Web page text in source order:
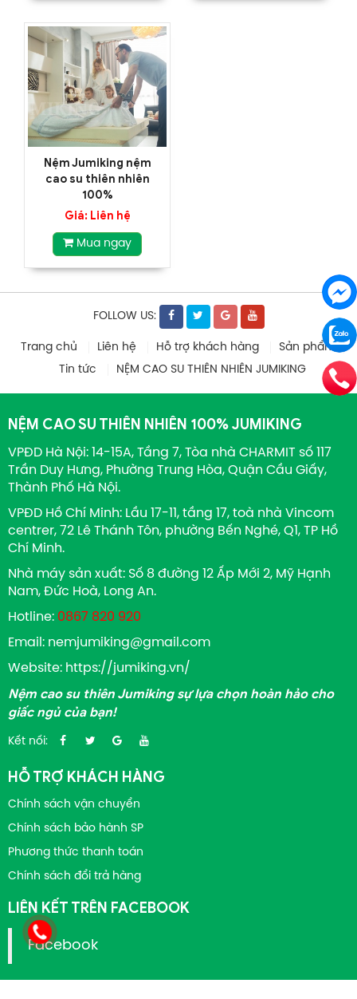
Nệm Jumiking nệm
cao su thiên nhiên
100%
Giá: Liên hệ
Mua ngay
FOLLOW US:
Trang chủ Liên hệ Hỗ trợ khách hàng
Sản phẩm
Tin tức
NỆM CAO SU THIÊN NHIÊN JUMIKING
NỆM CAO SU THIÊN NHIÊN 100% JUMIKING
VPĐD Hà Nội: 14-15A, Tầng 7, Tòa nhà CHARMIT số 117
Trần Duy Hưng, Phường Trung Hòa, Quận Cầu Giấy,
Thành Phố Hà Nội.
VPĐD Hồ Chí Minh: Lầu 17-11, tầng 17, toà nhà Vincom
centrer, 72 Lê Thánh Tôn, phường Bến Nghé, Q1, TP Hồ
Chí Minh.
Nhà máy sản xuất: Số 8 đường 12 Ấp Mới 2, Mỹ Hạnh
Nam, Đức Hoà, Long An.
Hotline: 0867 820 920
Email: nemjumiking@gmail.com
Website: https://jumiking.vn/
Nệm cao su thiên Jumiking sự lựa chọn hoàn hảo cho
giấc ngủ của bạn!
Kết nối:
HỖ TRỢ KHÁCH HÀNG
Chính sách vận chuyển
Chính sách bảo hành SP
Phương thức thanh toán
Chính sách đổi trả hàng
LIÊN KẾT TRÊN FACEBOOK
Facebook